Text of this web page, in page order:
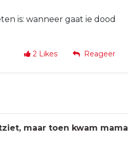
is: wanneer gaat ie dood
2 Likes Reageer
maar toen kwam mama